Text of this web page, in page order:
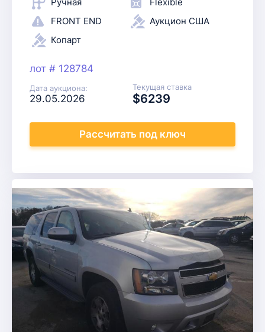
FRONT END
Аукцион США
Копарт
лот # 128784
Дата аукциона:
29.05.2026
Текущая ставка
$6239
Рассчитать под ключ